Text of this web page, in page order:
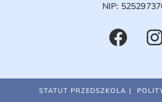
NIP:
STATUT PRZEDSZKOLA